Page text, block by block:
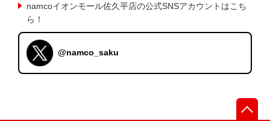
namcoイオンモール佐久平店の公式SNSアカウントはこち
ら！
@namco_saku